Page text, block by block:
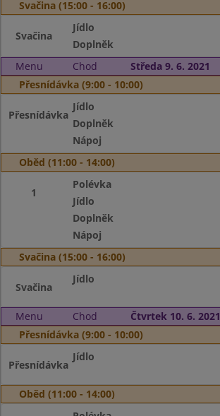
Svačina (15:00 - 16:00)
Svačina
Jídlo
Doplněk
Menu
Chod
Středa 9. 6. 2021
Přesnídávka (9:00 - 10:00)
Přesnídávka
Jídlo
Doplněk
Nápoj
Oběd (11:00 - 14:00)
1
Polévka
Jídlo
Doplněk
Nápoj
Svačina (15:00 - 16:00)
Svačina
Jídlo
Menu Chod
Čtvrtek 10. 6. 2021
Přesnídávka (9:00 - 10:00)
Přesnídávka
Jídlo
Oběd (11:00 - 14:00)